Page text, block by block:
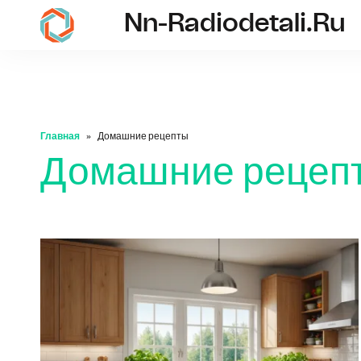
nn-radiodetali.ru
Nn-Radiodetali.ru
Главная Домашние рецепты
Домашние